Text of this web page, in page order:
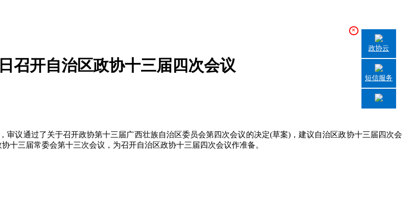
召开自治区政协十三届四次会议
议通过了关于召开政协第十三届广西壮族自治区委员会第四次会议的决定(草案)，建议自治区政协十三届四次会
十三届常委会第十三次会议，为召开自治区政协十三届四次会议作准备。
×
政协云
短信服务